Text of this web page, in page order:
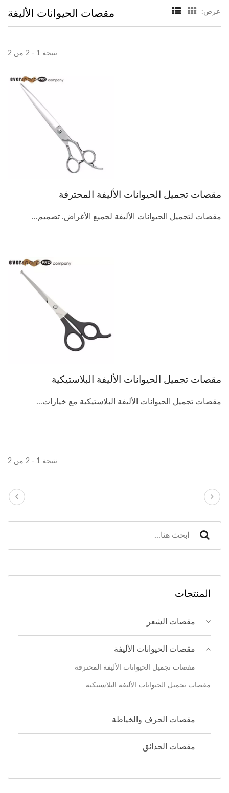
مقصات الحيوانات الأليفة عرض:
نتيجة 1 - 2 من 2
مقصات تجميل الحيوانات الأليفة المحترفة
مقصات لتجميل الحيوانات الأليفة لجميع الأغراض. تصميم...
مقصات تجميل الحيوانات الأليفة البلاستيكية
مقصات تجميل الحيوانات الأليفة البلاستيكية مع خيارات...
نتيجة 1 - 2 من 2
المنتجات
مقصات الشعر
مقصات الحيوانات الأليفة
مقصات تجميل الحيوانات الأليفة المحترفة
مقصات تجميل الحيوانات الأليفة البلاستيكية
مقصات الحرف والخياطة
مقصات الحدائق